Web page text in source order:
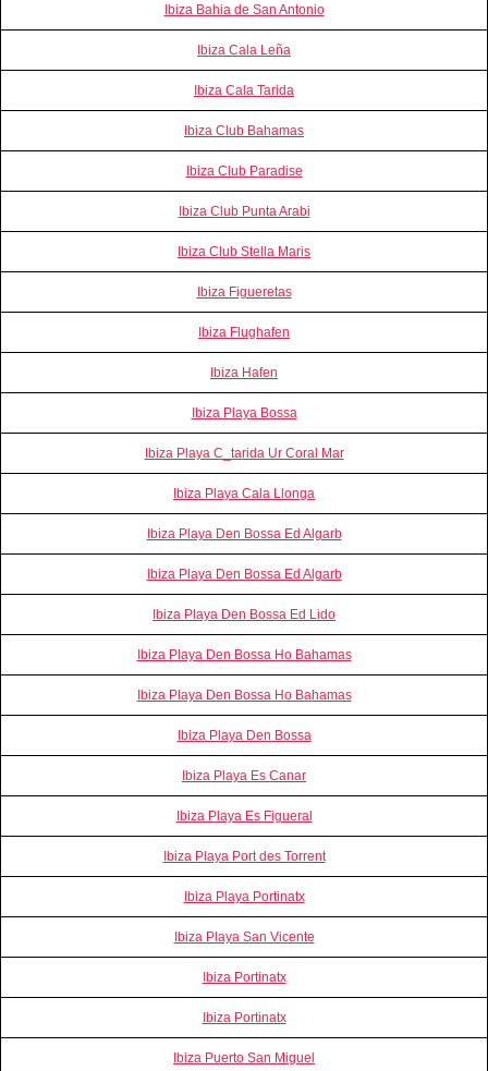
Ibiza Bahia de San Antonio
Ibiza Cala Leña
Ibiza Cala Tarida
Ibiza Club Bahamas
Ibiza Club Paradise
Ibiza Club Punta Arabi
Ibiza Club Stella Maris
Ibiza Figueretas
Ibiza Flughafen
Ibiza Hafen
Ibiza Playa Bossa
Ibiza Playa C_tarida Ur Coral Mar
Ibiza Playa Cala Llonga
Ibiza Playa Den Bossa Ed Algarb
Ibiza Playa Den Bossa Ed Algarb
Ibiza Playa Den Bossa Ed Lido
Ibiza Playa Den Bossa Ho Bahamas
Ibiza Playa Den Bossa Ho Bahamas
Ibiza Playa Den Bossa
Ibiza Playa Es Canar
Ibiza Playa Es Figueral
Ibiza Playa Port des Torrent
Ibiza Playa Portinatx
Ibiza Playa San Vicente
Ibiza Portinatx
Ibiza Portinatx
Ibiza Puerto San Miguel